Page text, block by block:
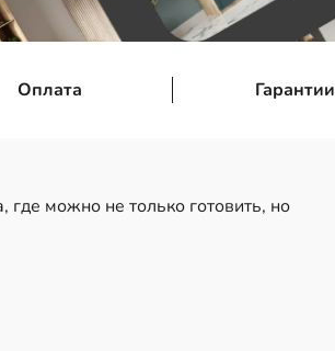
Оплата Гарантии
где можно не только готовить, но